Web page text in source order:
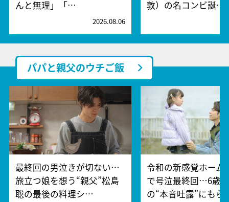
んと無理」「…
2026.08.06
敦）の名コンビ誕…
パパと親父のウチご飯
最終回の男泣きが切ない…
旅立つ娘を想う“親父”松島
聡の最後の料理シ…
令和の新感覚ホーム
で号泣最終回…6歳
の“本音吐露”にも